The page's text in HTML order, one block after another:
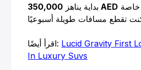
بداية يناهز 350,000 AED
اقرأ أيضًا: Lucid Gravity First
In Luxury Suvs